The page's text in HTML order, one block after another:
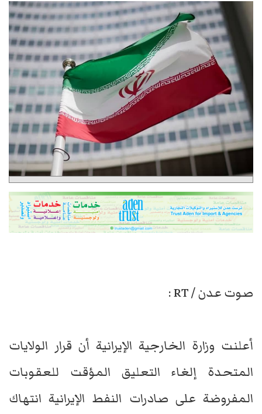
صوت عدن / RT :
أعلنت وزارة الخارجية الإيرانية أن قرار الولايات
المتحدة إلغاء التعليق المؤقت للعقوبات
المفروضة على صادرات النفط الإيرانية انتهاك